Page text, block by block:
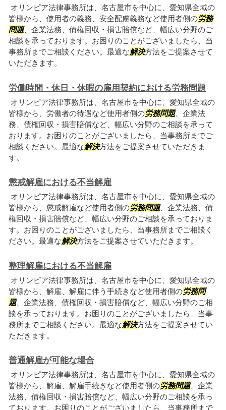
オリンピア法律事務所は、名古屋市を中心に、愛知県全域の
皆様から、使用者の義務、安全配慮義務など使用者側の労務
問題、企業法務、債権回収・損害賠償など、幅広い分野のご
相談を承っております。お困りのことがございましたら、当
事務所までご相談ください。最適な解決方法をご提案させて
いただきます。
労働時間・休日・休暇の雇用契約における労務問題
オリンピア法律事務所は、名古屋市を中心に、愛知県全域の
皆様から、労働者の待遇など使用者側の労務問題、企業法
務、債権回収・損害賠償など、幅広い分野のご相談を承って
おります。お困りのことがございましたら、当事務所までご
相談ください。最適な解決方法をご提案させていただきま
す。
懲戒解雇における不当解雇
オリンピア法律事務所は、名古屋市を中心に、愛知県全域の
皆様から、懲戒解雇など使用者側の労務問題、企業法務、債
権回収・損害賠償など、幅広い分野のご相談を承っておりま
す。お困りのことがございましたら、当事務所までご相談く
ださい。最適な解決方法をご提案させていただきます。
整理解雇における不当解雇
オリンピア法律事務所は、名古屋市を中心に、愛知県全域の
皆様から、解雇、解雇に伴う手続きなど使用者側の労務問
題、企業法務、債権回収・損害賠償など、幅広い分野のご相
談を承っております。お困りのことがございましたら、当事
務所までご相談ください。最適な解決方法をご提案させてい
ただきます。
普通解雇が可能な場合
オリンピア法律事務所は、名古屋市を中心に、愛知県全域の
皆様から、解雇、解雇手続きなど使用者側の労務問題、企業
法務、債権回収・損害賠償など、幅広い分野のご相談を承っ
ております。お困りのことがございましたら、当事務所まで